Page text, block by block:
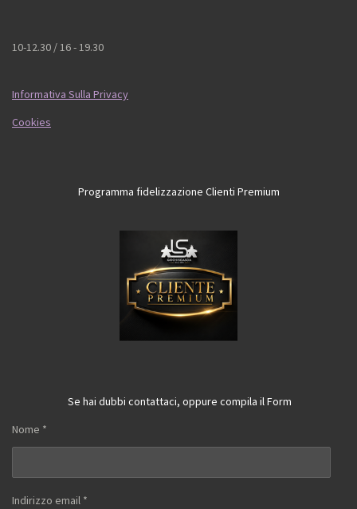
10-12.30 / 16 - 19.30
Informativa Sulla Privacy
Cookies
Programma fidelizzazione Clienti Premium
Se hai dubbi contattaci, oppure compila il Form
Nome *
Indirizzo email *